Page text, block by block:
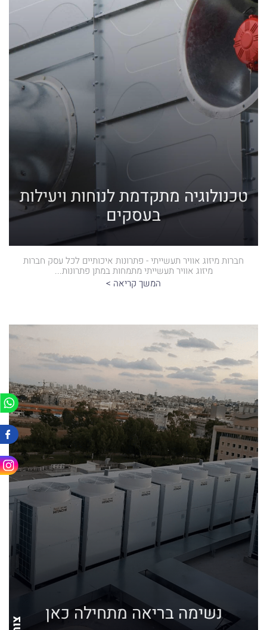
טכנולוגיה מתקדמת לנוחות ויעילות
בעסקים
חברות מיזוג אוויר תעשייתי - פתרונות איכותיים לכל עסק חברות
מיזוג אוויר תעשייתי מתמחות במתן פתרונות...
המשך קריאה >
נשימה בריאה מתחילה כאן